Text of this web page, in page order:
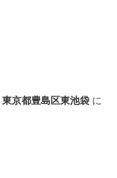
東京都豊島区東池袋 に